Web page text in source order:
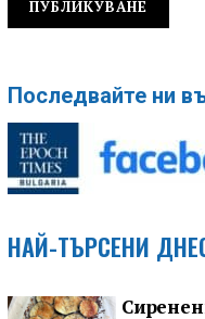
Последвайте ни
НАЙ-ТЪРСЕНИ